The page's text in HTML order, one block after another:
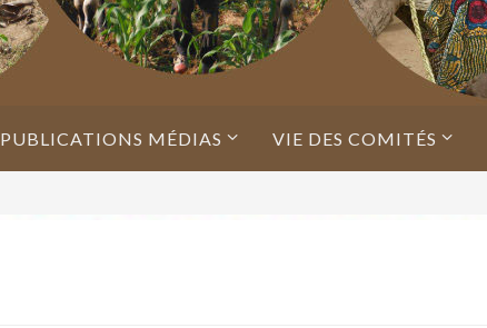
PUBLICATIONS MÉDIAS VIE DES COMITÉS